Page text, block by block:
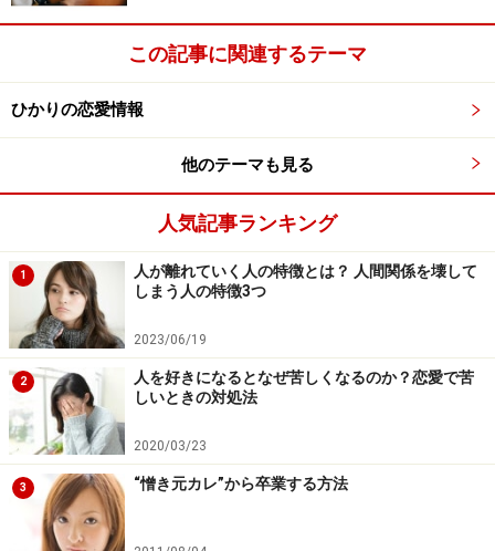
この記事に関連するテーマ
ひかりの恋愛情報
他のテーマも見る
人気記事ランキング
1
人が離れていく人の特徴とは？ 人間関係を壊して
しまう人の特徴3つ
2023/06/19
2
人を好きになるとなぜ苦しくなるのか？恋愛で苦
しいときの対処法
2020/03/23
3 “憎き元カレ”から卒業する方法